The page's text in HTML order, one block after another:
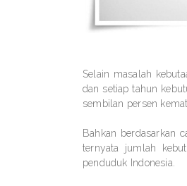
Selain masalah
dan setiap tahun
sembilan persen
Bahkan berdasarkan
ternyata jumlah
penduduk Indonesia.